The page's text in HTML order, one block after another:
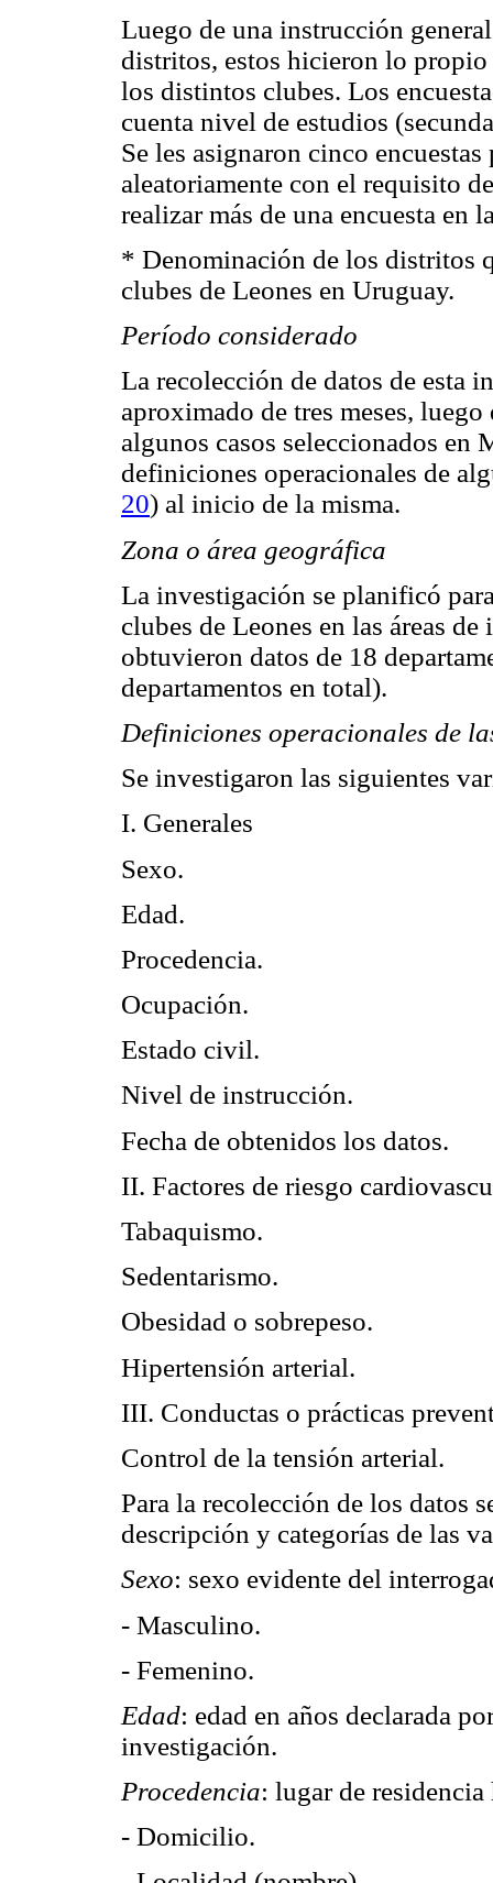
Luego de una instrucción
distritos, estos hicieron lo propio
los distintos clubes. Los
cuenta nivel de estudios
Se les asignaron cinco
aleatoriamente con el requisito
realizar más de una encuesta en
* Denominación de los distritos
clubes de Leones en Uruguay.
Período considerado
La recolección de datos de esta
aproximado de tres meses,
algunos casos seleccionados en
definiciones operacionales de
20) al inicio de la misma.
Zona o área geográfica
La investigación se planificó
clubes de Leones en las áreas
obtuvieron datos de 18
departamentos en total).
Definiciones operacionales de
Se investigaron las siguientes
I. Generales
Sexo.
Edad.
Procedencia.
Ocupación.
Estado civil.
Nivel de instrucción.
Fecha de obtenidos los datos.
II. Factores de riesgo
Tabaquismo.
Sedentarismo.
Obesidad o sobrepeso.
Hipertensión arterial.
III. Conductas o prácticas
Control de la tensión arterial.
Para la recolección de los datos
descripción y categorías de las
Sexo: sexo evidente del
- Masculino.
- Femenino.
Edad: edad en años declarada
investigación.
Procedencia: lugar de
- Domicilio.